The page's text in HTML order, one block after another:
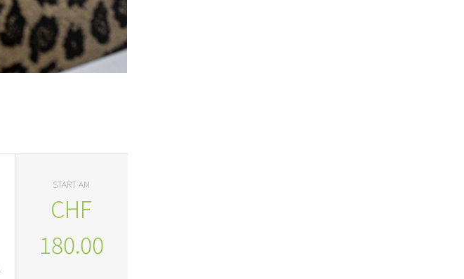
START AM
CHF
180.00